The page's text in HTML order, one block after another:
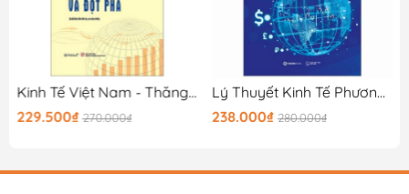
Kinh Tế Việt Nam - Thăng Trầm Và Đột Phá
229.500₫ 270.000₫
Lý Thuyết Kinh Tế Phương Tây Hiện Đại
238.000₫ 280.000₫